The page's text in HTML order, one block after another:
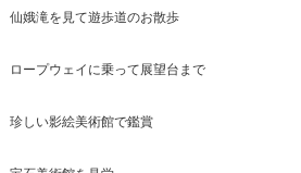
仙娥滝を見て遊歩道のお散歩
ロープウェイに乗って展望台まで
珍しい影絵美術館で鑑賞